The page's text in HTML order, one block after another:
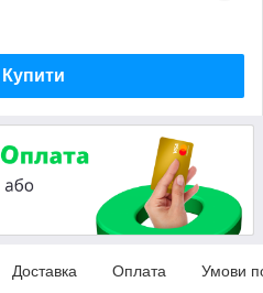
Купити
Доставка Оплата Умови